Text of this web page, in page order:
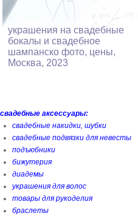
украшения на свадебные
бокалы и свадебное
шампанско фото, цены,
Москва, 2023
свадебные аксессуары:
свадебные накидки, шубки
свадебные подвязки для невесты
подъюбники
бижутерия
диадемы
украшения для волос
товары для рукоделия
браслеты